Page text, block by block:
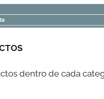
dentro de cada